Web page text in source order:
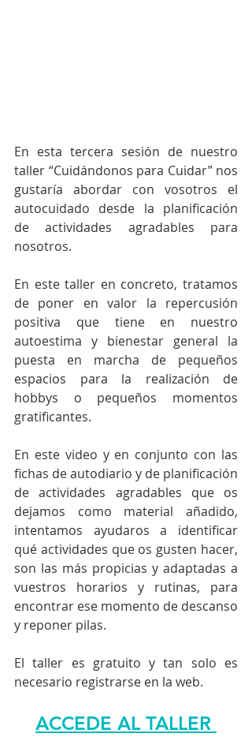
En esta tercera sesión de nuestro
taller “Cuidándonos para Cuidar” nos
gustaría abordar con vosotros el
autocuidado desde la planificación
de actividades agradables para
nosotros.
En este taller en concreto, tratamos
de poner en valor la repercusión
positiva que tiene en nuestro
autoestima y bienestar general la
puesta en marcha de pequeños
espacios para la realización de
hobbys o pequeños momentos
gratificantes.
En este video y en conjunto con las
fichas de autodiario y de planificación
de actividades agradables que os
dejamos como material añadido,
intentamos ayudaros a identificar
qué actividades que os gusten hacer,
son las más propicias y adaptadas a
vuestros horarios y rutinas, para
encontrar ese momento de descanso
y reponer pilas.
El taller es gratuito y tan solo es
necesario registrarse en la web.
ACCEDE AL TALLER